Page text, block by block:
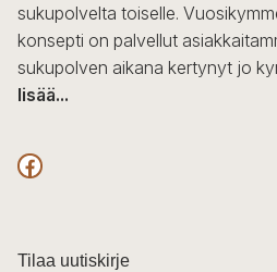
sukupolvelta toiselle.
konsepti on palvellut
sukupolven aikana kertynyt jo
lisää...
F
c
Tilaa uutiskirje